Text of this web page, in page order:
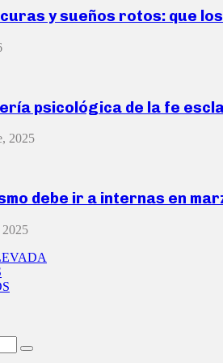
y sueños rotos: que
psicológica de la fe
2025
debe ir a internas en
2025
Search